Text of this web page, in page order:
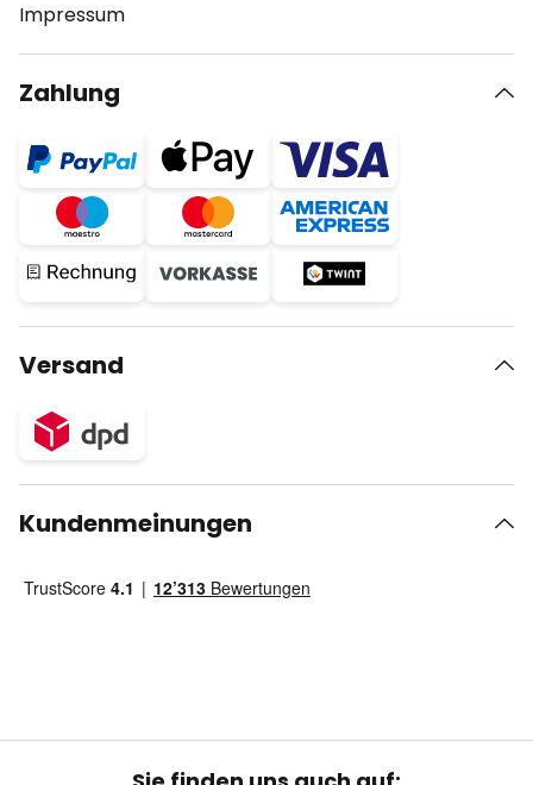
Impressum
Zahlung
Versand
Kundenmeinungen